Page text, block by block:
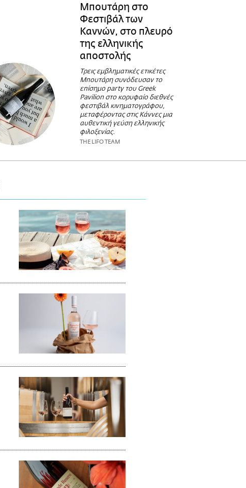
Μπουτάρη στο
Φεστιβάλ των
Καννών, στο πλευρό
της ελληνικής
αποστολής
Τρεις εμβληματικές ετικέτες
Μπουτάρη συνόδευσαν το
επίσημο party του Greek
Pavilion στο κορυφαίο διεθνές
φεστιβάλ κινηματογράφου,
μεταφέροντας στις Κάννες μια
αυθεντική γεύση ελληνικής
φιλοξενίας.
THE LIFO TEAM